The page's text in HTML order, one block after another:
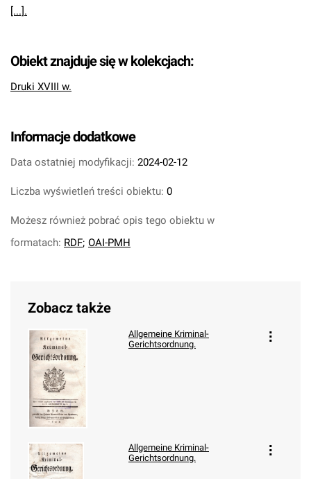
[...].
Obiekt znajduje się w kolekcjach:
Druki XVIII w.
Informacje dodatkowe
Data ostatniej modyfikacji: 2024-02-12
Liczba wyświetleń treści obiektu: 0
Możesz również pobrać opis tego obiektu w
formatach: RDF; OAI-PMH
Zobacz także
Allgemeine Kriminal-
Gerichtsordnung.
Allgemeine Kriminal-
Gerichtsordnung.